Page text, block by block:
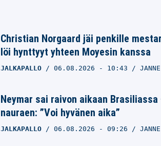
Christian Norgaard jäi penkille
löi hynttyyt yhteen Moyesin kanssa
JALKAPALLO 06.08.2026 - 10:43
Neymar sai raivon aikaan
nauraen: ”Voi hyvänen aika”
JALKAPALLO 06.08.2026 - 09:26